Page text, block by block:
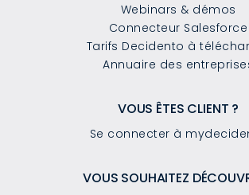
Webinars & démos
Connecteur Salesforce
Tarifs Decidento à
Annuaire des
VOUS ÊTES CLIENT ?
Se connecter à
VOUS SOUHAITEZ